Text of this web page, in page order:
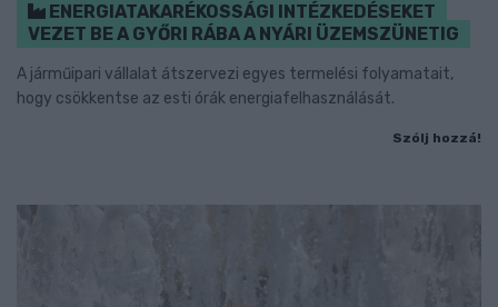
ENERGIATAKARÉKOSSÁGI INTÉZKEDÉSEKET
VEZET BE A GYŐRI RÁBA A NYÁRI ÜZEMSZÜNETIG
A járműipari vállalat átszervezi egyes termelési folyamatait,
hogy csökkentse az esti órák energiafelhasználását.
Szólj hozzá!